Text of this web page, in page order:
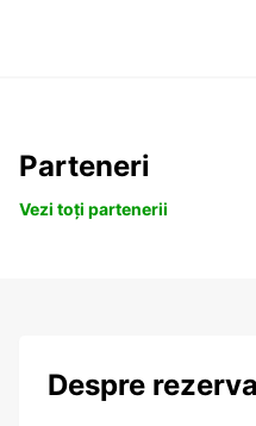
Parteneri
Vezi toți partenerii
Despre